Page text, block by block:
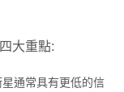
大重點:
通常具有更低的信